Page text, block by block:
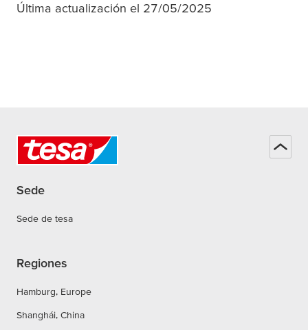
Última actualización el 27/05/2025
Sede
Sede de tesa
Regiones
Hamburg, Europe
Shanghái, China